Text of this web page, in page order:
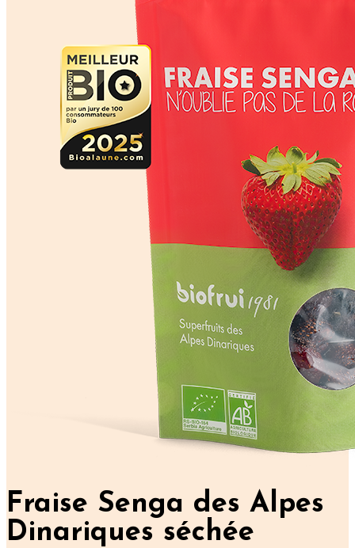
Fraise Senga des Alpes
Dinariques séchée